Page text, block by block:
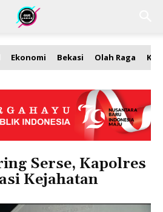
Ekonomi Bekasi Olah Raga
Serse, Kapolres
Kejahatan